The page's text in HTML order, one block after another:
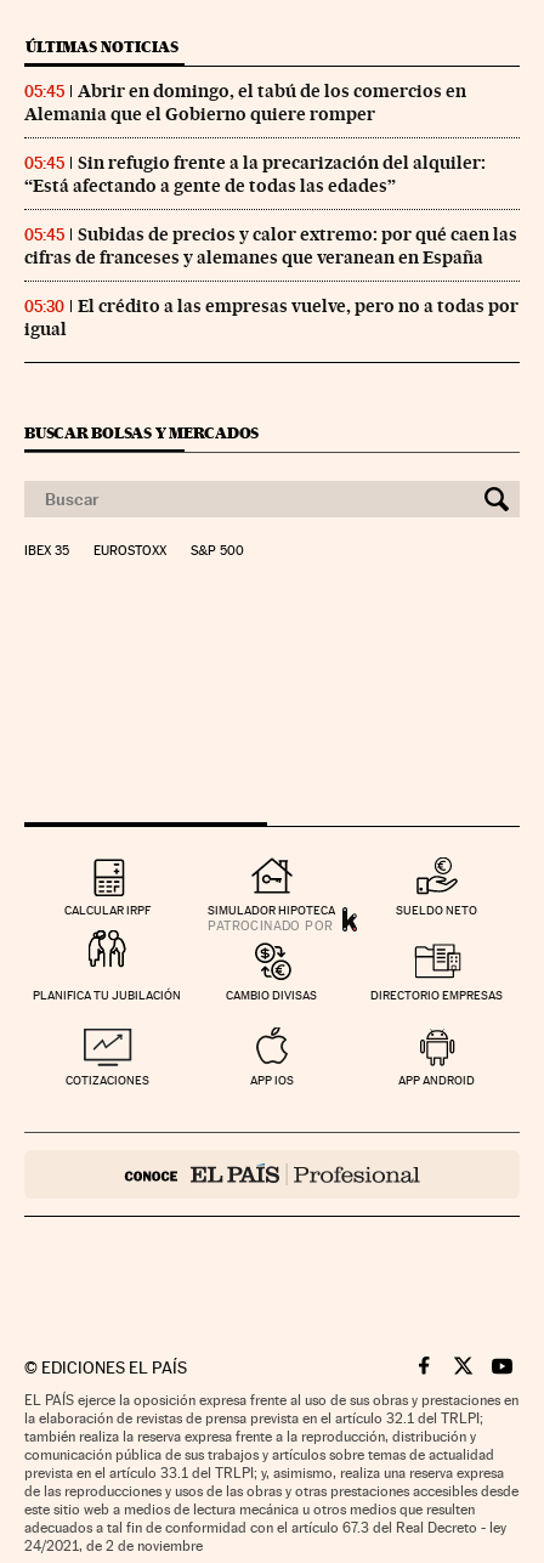
ÚLTIMAS NOTICIAS
05:45
Abrir en domingo, el tabú de los comercios en
Alemania que el Gobierno quiere romper
05:45
Sin refugio frente a la precarización del alquiler:
“Está afectando a gente de todas las edades”
05:45
Subidas de precios y calor extremo: por qué caen las
cifras de franceses y alemanes que veranean en España
05:30
El crédito a las empresas vuelve, pero no a todas por
igual
BUSCAR BOLSAS Y MERCADOS
IBEX 35 EUROSTOXX S&P 500
CALCULAR IRPF SIMULADOR HIPOTECA SUELDO NETO
PLANIFICA TU JUBILACIÓN CAMBIO DIVISAS DIRECTORIO EMPRESAS
COTIZACIONES APP IOS APP ANDROID
© EDICIONES EL PAÍS Cinco Días en
Cinco Días
Cinco
EL PAÍS ejerce la oposición expresa frente al uso de sus obras y prestaciones en
la elaboración de revistas de prensa prevista en el artículo 32.1 del TRLPI;
también realiza la reserva expresa frente a la reproducción, distribución y
comunicación pública de sus trabajos y artículos sobre temas de actualidad
prevista en el artículo 33.1 del TRLPI; y, asimismo, realiza una reserva expresa
de las reproducciones y usos de las obras y otras prestaciones accesibles desde
este sitio web a medios de lectura mecánica u otros medios que resulten
adecuados a tal fin de conformidad con el artículo 67.3 del Real Decreto - ley
24/2021, de 2 de noviembre